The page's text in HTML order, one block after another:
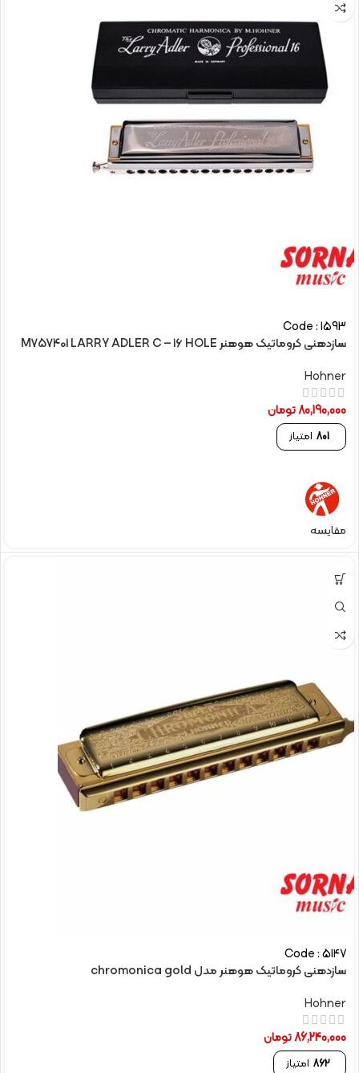
Code : 1593
سازدهنی کروماتیک هوهنر M757401 LARRY ADLER C – 16 HOLE
Hohner
80,190,000تومان
801 امتیاز
مقایسه
Code : 5147
سازدهنی کروماتیک هوهنر مدل chromonica gold
Hohner
86,240,000تومان
862 امتیاز